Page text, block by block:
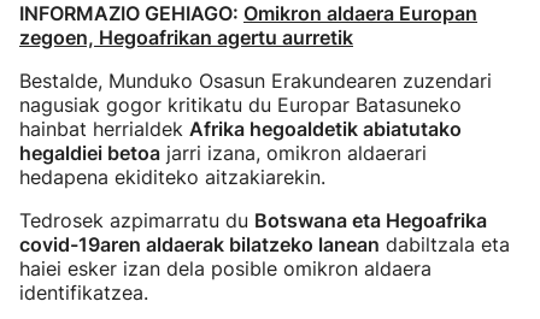
INFORMAZIO GEHIAGO: Omikron aldaera Europan
zegoen, Hegoafrikan agertu aurretik
Bestalde, Munduko Osasun Erakundearen zuzendari
nagusiak gogor kritikatu du Europar Batasuneko
hainbat herrialdek Afrika hegoaldetik abiatutako
hegaldiei betoa jarri izana, omikron aldaerari
hedapena ekiditeko aitzakiarekin.
Tedrosek azpimarratu du Botswana eta Hegoafrika
covid-19aren aldaerak bilatzeko lanean dabiltzala eta
haiei esker izan dela posible omikron aldaera
identifikatzea.